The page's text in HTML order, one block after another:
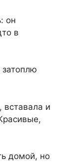
он
в
вставала и
домой, но